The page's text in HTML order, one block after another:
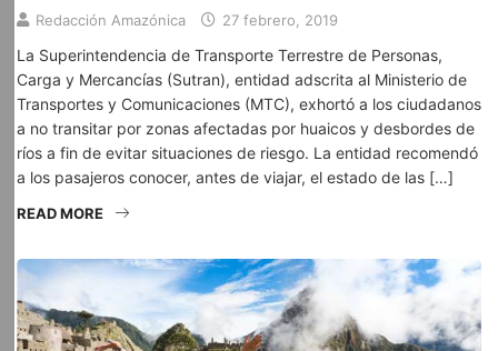
Redacción Amazónica 27 febrero, 2019
La Superintendencia de Transporte Terrestre de Personas,
Carga y Mercancías (Sutran), entidad adscrita al Ministerio de
Transportes y Comunicaciones (MTC), exhortó a los ciudadanos
a no transitar por zonas afectadas por huaicos y desbordes de
ríos a fin de evitar situaciones de riesgo. La entidad recomendó
a los pasajeros conocer, antes de viajar, el estado de las […]
READ MORE